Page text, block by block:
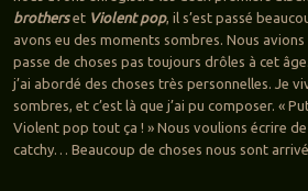
brotherset Violent pop, il s’est passé
avons eu des moments sombres. Nous
passe de choses pas toujours drôles à cet
j’ai abordé des choses très personnelles. Je
sombres, et c’est là que j’ai pu composer. «
Violent pop tout ça ! » Nous voulions écrire
catchy… Beaucoup de choses nous sont